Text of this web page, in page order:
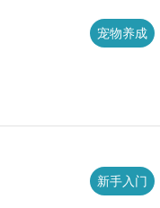
宠物养成
新手入门